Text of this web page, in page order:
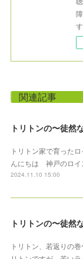
す
関連記事
トリトンの〜徒然
トリトン家で育った
んにちは 神戸のロイ
2024.11.10 15:00
トリトンの〜徒然
トリトン、若返りの